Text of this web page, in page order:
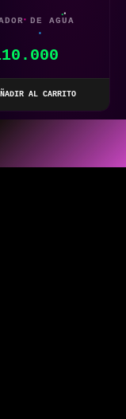
DE AGUA
NIÑOS Y
AL CARRITO